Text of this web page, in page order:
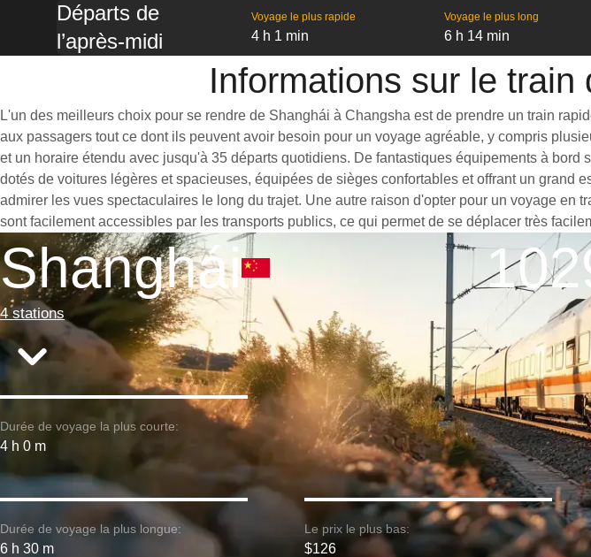
Départs de
l’après-midi
Voyage le plus rapide
4 h 1 min
Voyage le plus long
6 h 14 min
Informations sur le
L'un des meilleurs choix pour se rendre de Shanghái à Changsha est de prendre un train
aux passagers tout ce dont ils peuvent avoir besoin pour un voyage agréable, y compris
et un horaire étendu avec jusqu'à 35 départs quotidiens. De fantastiques équipements à
dotés de voitures légères et spacieuses, équipées de sièges confortables et offrant un
admirer les vues spectaculaires le long du trajet. Une autre raison d'opter pour un voyage
sont facilement accessibles par les transports publics, ce qui permet de se déplacer très
Shanghái
4 stations
Durée de voyage la plus courte:
4 h 0 m
Durée de voyage la plus longue:
6 h 30 m
Le prix le plus bas:
$126